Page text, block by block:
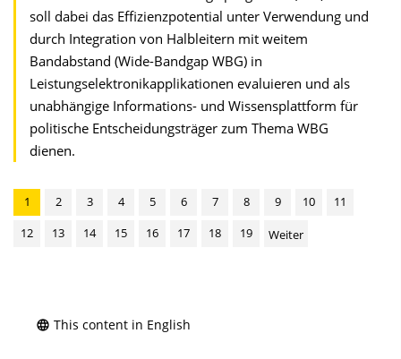
soll dabei das Effizienzpotential unter Verwendung und
durch Integration von Halbleitern mit weitem
Bandabstand (Wide-Bandgap WBG) in
Leistungselektronikapplikationen evaluieren und als
unabhängige Informations- und Wissensplattform für
politische Entscheidungsträger zum Thema WBG
dienen.
1 2 3 4 5 6 7 8 9 10
11
12
13 14 15 16 17 18 19 Weiter
This content in English